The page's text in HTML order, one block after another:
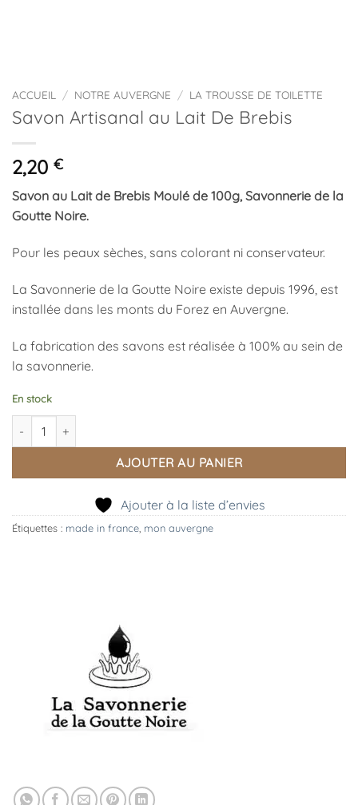
ACCUEIL / NOTRE AUVERGNE / LA TROUSSE DE TOILETTE
Savon Artisanal au Lait De Brebis
2,20 €
Savon au Lait de Brebis Moulé de 100g, Savonnerie de la
Goutte Noire.
Pour les peaux sèches, sans colorant ni conservateur.
La Savonnerie de la Goutte Noire existe depuis 1996, est
installée dans les monts du Forez en Auvergne.
La fabrication des savons est réalisée à 100% au sein de
la savonnerie.
En stock
quantité de Savon Artisanal au Lait De Brebis
AJOUTER AU PANIER
Ajouter à la liste d’envies
Étiquettes : made in france mon auvergne